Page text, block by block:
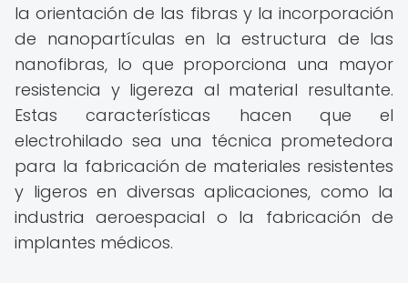
la orientación de las fibras y la incorporación
de nanopartículas en la estructura de las
nanofibras, lo que proporciona una mayor
resistencia y ligereza al material resultante.
Estas características hacen que el
electrohilado sea una técnica prometedora
para la fabricación de materiales resistentes
y ligeros en diversas aplicaciones, como la
industria aeroespacial o la fabricación de
implantes médicos.